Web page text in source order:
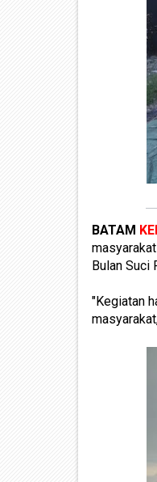
BATAM
Bulan Suci
"Kegiatan